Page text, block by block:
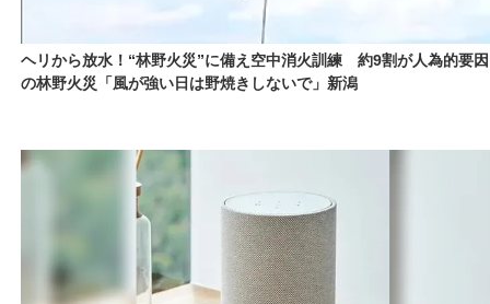
ヘリから放水！“林野火災”に備え空中消火訓練 約9割が人為的要因
の林野火災「風が強い日は野焼きしないで」新潟